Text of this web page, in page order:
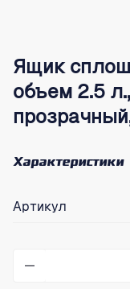
Ящик
объем 2.5
Характеристики
Артикул